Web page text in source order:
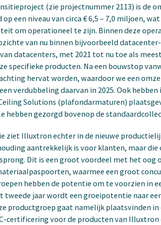
(zie projectnummer 2113) is de
een niveau van circa € 6,5 – 7,0 miljoen,
om operationeel te zijn. Binnen deze
van nu binnen bijvoorbeeld
datacenters, met 2021 tot nu toe als
specifieke producten. Na een bouwstop
hervat worden, waardoor we een
verdubbeling daarvan in 2025. Ook hebben
Solutions (plafondarmaturen)
gezorgd bovenop de
ziet Illuxtron echter in de nieuwe
aantrekkelijk is voor klanten, maar die
Dit is een groot voordeel met het oog
waarmee een groot
hebben de potentie om te voorzien in
tweede jaar wordt een groeipotentie naar
productgroep gaat namelijk plaatsvinden in
certificering voor de producten van Illuxtron